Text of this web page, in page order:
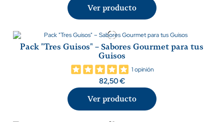
Ver producto
Pack "Tres Guisos" – Sabores Gourmet para tus
Guisos
1 opinión
82,50 €
Ver producto